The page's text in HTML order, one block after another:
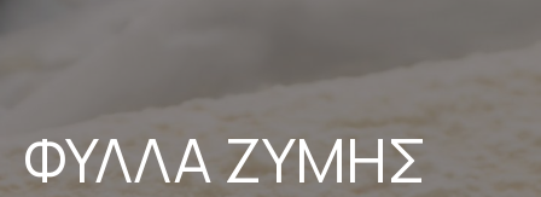
ΦΥΛΛΑ ΖΥΜΗΣ